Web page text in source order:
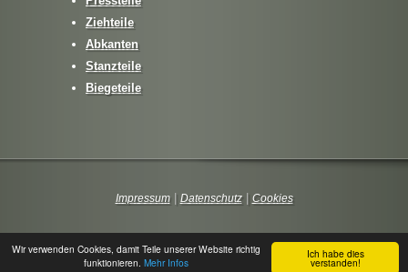
Ich habe dies
verstanden!
Wir verwenden Cookies, damit Teile unserer Website richtig
funktionieren. Mehr Infos
Ziehteile
Abkanten
Stanzteile
Biegeteile
Impressum| Datenschutz| Cookies